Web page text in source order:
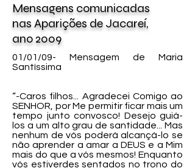
Mensagens comunicadas
nas Aparições de Jacareí,
ano2009
01/01/09- Mensagem de Maria
Santíssima
“-Caros filhos... Agradecei Comigo ao
SENHOR, por Me permitir ficar mais um
tempo junto convosco! Desejo guiá-
los a um alto grau de santidade... Mas
nenhum de vós poderá alcançá-lo se
não aprender a amar a DEUS e a Mim
mais do que a vós mesmos! Enquanto
vós estiverdes sentados no trono do